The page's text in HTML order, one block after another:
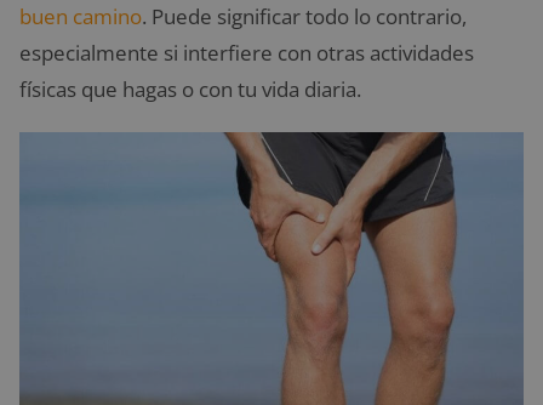
buen camino. Puede significar todo lo contrario,
especialmente si interfiere con otras actividades
físicas que hagas o con tu vida diaria.